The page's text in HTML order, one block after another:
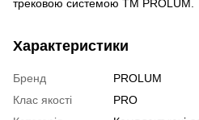
трековою системою ТМ PROLUM.
Характеристики
Бренд
PROLUM
Клас якості
PRO